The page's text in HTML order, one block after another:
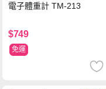
電子體重計 TM-213
$749
免運